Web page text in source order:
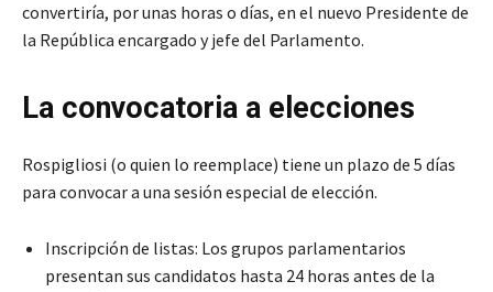
convertiría, por unas horas o días, en el nuevo Presidente de
la República encargado y jefe del Parlamento.
La convocatoria a elecciones
Rospigliosi (o quien lo reemplace) tiene un plazo de 5 días
para convocar a una sesión especial de elección.
Inscripción de listas: Los grupos parlamentarios
presentan sus candidatos hasta 24 horas antes de la